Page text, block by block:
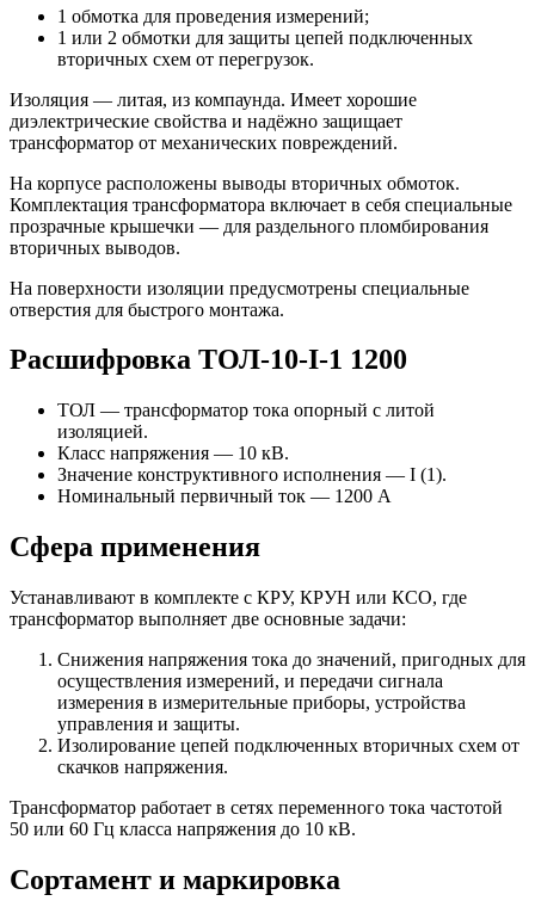
1 обмотка для проведения измерений;
1 или 2 обмотки для защиты цепей подключенных
вторичных схем от перегрузок.
Изоляция — литая, из компаунда. Имеет хорошие
диэлектрические свойства и надёжно защищает
трансформатор от механических повреждений.
На корпусе расположены выводы вторичных обмоток.
Комплектация трансформатора включает в себя специальные
прозрачные крышечки — для раздельного пломбирования
вторичных выводов.
На поверхности изоляции предусмотрены специальные
отверстия для быстрого монтажа.
Расшифровка ТОЛ-10-I-1 1200
ТОЛ — трансформатор тока опорный с литой
изоляцией.
Класс напряжения — 10 кВ.
Значение конструктивного исполнения — I (1).
Номинальный первичный ток — 1200 А
Сфера применения
Устанавливают в комплекте с КРУ, КРУН или КСО, где
трансформатор выполняет две основные задачи:
Снижения напряжения тока до значений, пригодных для
осуществления измерений, и передачи сигнала
измерения в измерительные приборы, устройства
управления и защиты.
Изолирование цепей подключенных вторичных схем от
скачков напряжения.
Трансформатор работает в сетях переменного тока частотой
50 или 60 Гц класса напряжения до 10 кВ.
Сортамент и маркировка